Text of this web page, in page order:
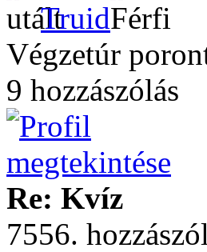
Truid
Végzetúr
9 hozzászólás
Re: Kvíz
7556.